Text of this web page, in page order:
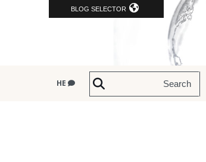
BLOG SELECTOR